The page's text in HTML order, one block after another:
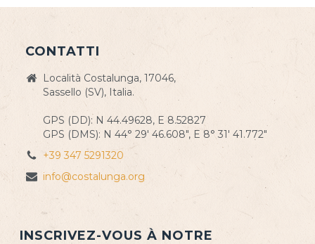
CONTATTI
Località Costalunga, 17046,
Sassello (SV), Italia.
GPS (DD): N 44.49628, E 8.52827
GPS (DMS): N 44° 29' 46.608", E 8° 31' 41.772"
+39 347 5291320
info@costalunga.org
INSCRIVEZ-VOUS À NOTRE